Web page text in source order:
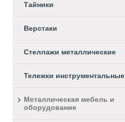
Тайники
Верстаки
Стеллажи металлические
Тележки инструментальные
Металлическая мебель и
оборудование